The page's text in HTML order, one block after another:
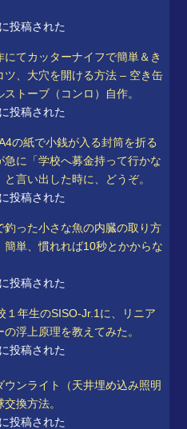
投稿された
にてカッターナイフで簡単＆き
ツ、大穴を開ける方法 – 空き缶
トーブ（コンロ）自作。
投稿された
の紙で小銭が入る封筒を折る
急に「学校へ募金持って行かな
と言い出した時に、どうぞ。
投稿された
釣った小さな魚の内臓の取り方
簡単、慣れれば10秒とかからな
投稿された
１年生のSISO-Jr.1に、リニア
浮上原理を教えてみた。
投稿された
ウンライト（天井埋め込み照明
換方法。
投稿された